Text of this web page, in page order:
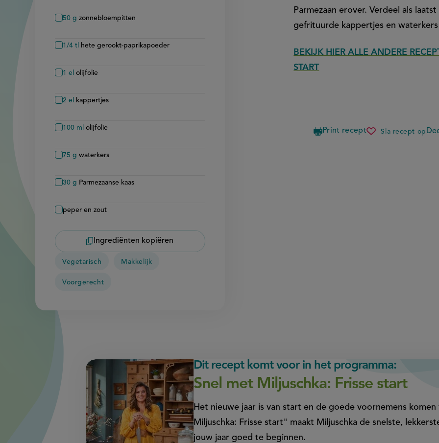
50 g zonnebloempitten
1/4 tl hete gerookt-paprikapoeder
1 el olijfolie
2 el kappertjes
100 ml olijfolie
75 g waterkers
30 g Parmezaanse kaas
peper en zout
Ingrediënten kopiëren
Vegetarisch Makkelijk
Voorgerecht
Parmezaan erover. Verdeel als
gefrituurde kappertjes en waterkers
BEKIJK HIER ALLE ANDERE
START
Print recept Sla recept op
Dit recept komt voor in het programma:
Snel met Miljuschka: Frisse start
Het nieuwe jaar is van start en de goede voornemens
Miljuschka: Frisse start" maakt Miljuschka de snelste,
jouw jaar goed te beginnen.